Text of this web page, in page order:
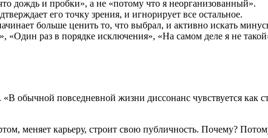
дождь и пробки», а не «потому что я неорганизованный».
его точку зрения, и игнорирует все остальное.
больше ценить то, что выбрал, и активно искать
«Один раз в порядке исключения», «На самом деле я не
повседневной жизни диссонанс чувствуется как
меняет карьеру, строит свою публичность. Почему?